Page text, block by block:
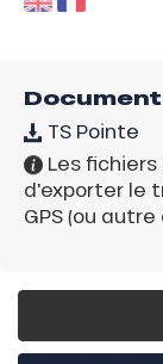
TS Pointe
Les fichiers
d'exporter le
GPS (ou